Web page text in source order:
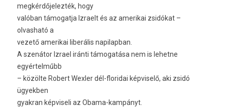
megkérdőjelezték, hogy
valóban támogatja Izraelt és az amerikai zsidókat –
olvasható a
vezető amerikai liberális napilapban.
A szenátor Izrael iránti támogatása nem is lehetne
egyértelműbb
– közölte Robert Wexler dél-floridai képviselő, aki zsidó
ügyekben
gyakran képviseli az Obama-kampányt.